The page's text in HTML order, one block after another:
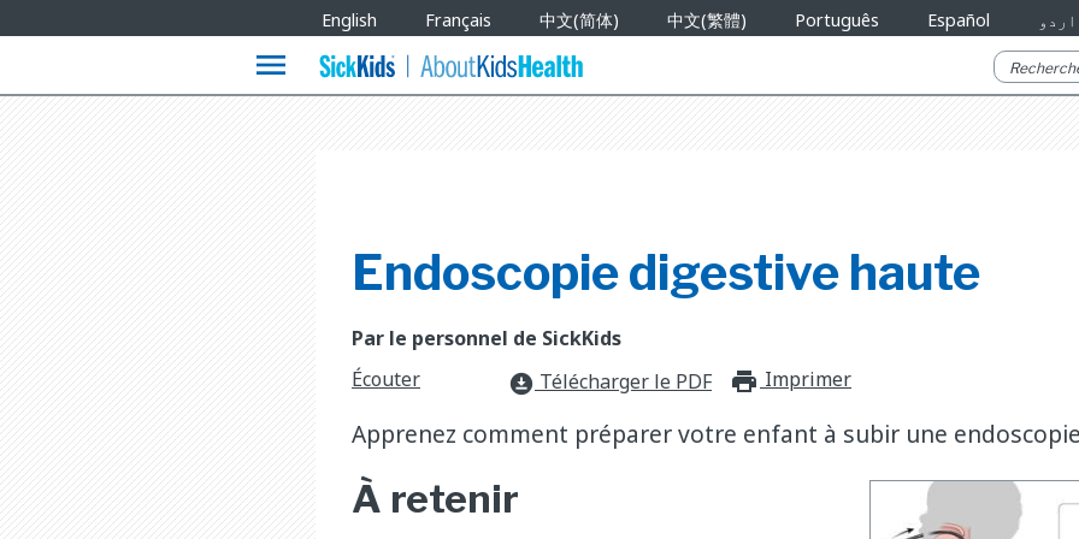
Languages
English Français 中文(简体) 中文(繁體) Português Español اردو
menu
Endoscopie digestive haute
Par le personnel de SickKids
Écouter
download_for_offline Télécharger le PDF Imprimer
Apprenez comment préparer votre enfant à subir une
À retenir